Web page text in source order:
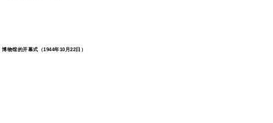
博物馆的开幕式（1944年10月22日）